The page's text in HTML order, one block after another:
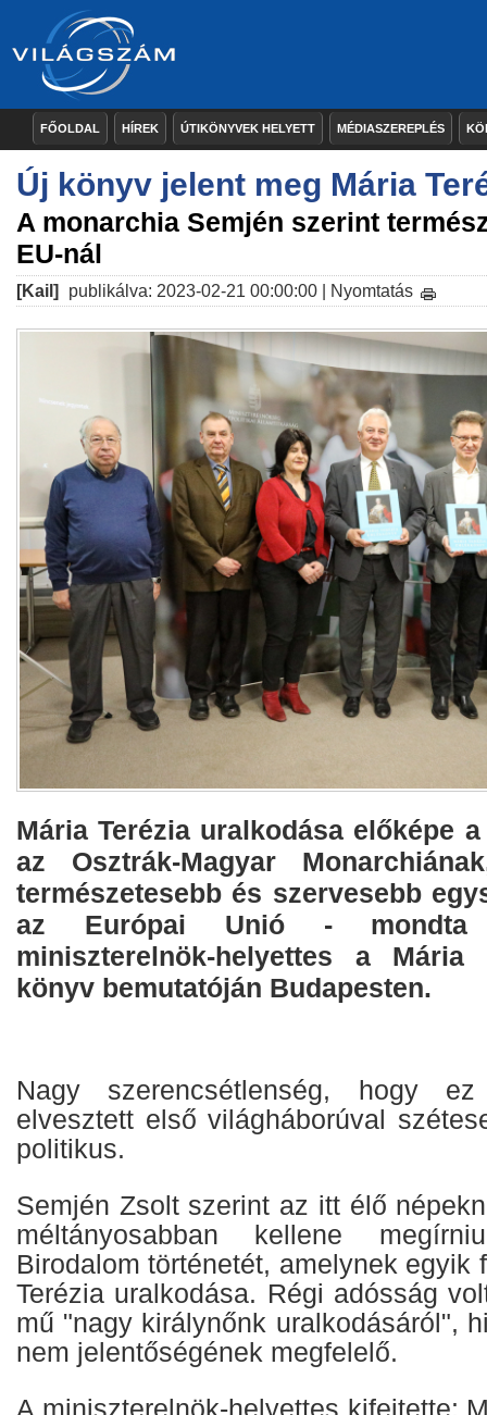
FŐOLDAL HÍREK ÚTIKÖNYVEK HELYETT MÉDIASZEREPLÉS
Új könyv jelent meg Mária
A monarchia Semjén szerint
EU-nál
[Kail] publikálva: 2023-02-21 00:00:00 | Nyomtatás
Mária Terézia uralkodása előképe
az Osztrák-Magyar
természetesebb és szervesebb
az Európai Unió - mondta
miniszterelnök-helyettes a Mária
könyv bemutatóján Budapesten.
Nagy szerencsétlenség, hogy
elvesztett első világháborúval
politikus.
Semjén Zsolt szerint az itt élő
méltányosabban kellene
Birodalom történetét, amelynek egyik
Terézia uralkodása. Régi adósság
mű "nagy királynőnk uralkodásáról",
nem jelentőségének megfelelő.
A miniszterelnök-helyettes kifejtette: